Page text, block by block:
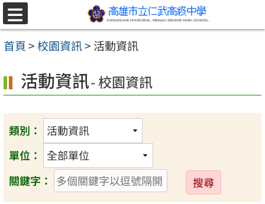
跳至主要內容區
選
單
首頁>校園資訊> 活動資訊
活動資訊- 校園資訊
類別：
單位：
關鍵字：
送
出